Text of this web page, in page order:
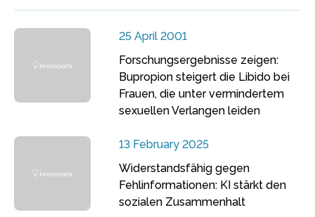
25 April 2001
Forschungsergebnisse zeigen:
Bupropion steigert die Libido bei
Frauen, die unter vermindertem
sexuellen Verlangen leiden
13 February 2025
Widerstandsfähig gegen
Fehlinformationen: KI stärkt den
sozialen Zusammenhalt